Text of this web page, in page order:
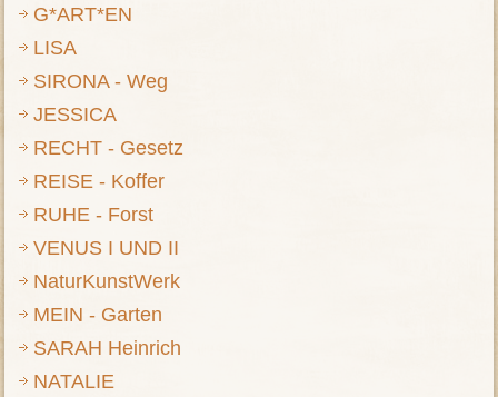
G*ART*EN
LISA
SIRONA - Weg
JESSICA
RECHT - Gesetz
REISE - Koffer
RUHE - Forst
VENUS I UND II
NaturKunstWerk
MEIN - Garten
SARAH Heinrich
NATALIE